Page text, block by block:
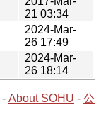
21 03:34
2024-Mar-
26 17:49
2024-Mar-
26 18:14
- About SOHU - 公